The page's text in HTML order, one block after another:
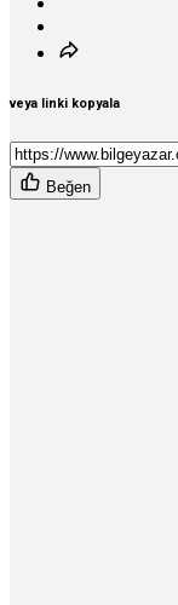
veya linki kopyala
Beğen